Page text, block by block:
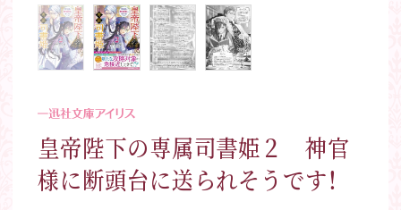
皇帝陛下の専属司書姫２ 神官
様に断頭台に送られそうです！